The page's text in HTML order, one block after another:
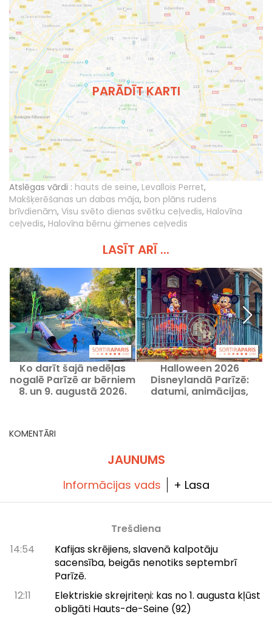
PARĀDĪT KARTI
Atslēgas vārdi : hauts de seine, Levallois Perret,
Makšķerēšanas un dabas māja, bon plāns rudens
brīvdienām, Visu svēto dienas svētku ceļvedis, Halovīna
ceļvedis, Halovīna bērnu ģimenes ceļvedis
LASĪT ARĪ ...
Ko darīt šajā nedēļas
nogalē Parīzē ar bērniem
8. un 9. augustā 2026.
Halloween 2026
Disneylandā Parīzē:
datumi, animācijas,
KOMENTĀRI
JAUNUMS
Informācijas vads + Lasa
Trešdiena
14:54
Kafijas skrējiens, slavenā kalpotāju
sacensība, beigās nenotiks septembrī
Parīzē.
12:11
Elektriskie skrejriteņi: kas no 1. augusta kļūst
obligāti Hauts-de-Seine (92)